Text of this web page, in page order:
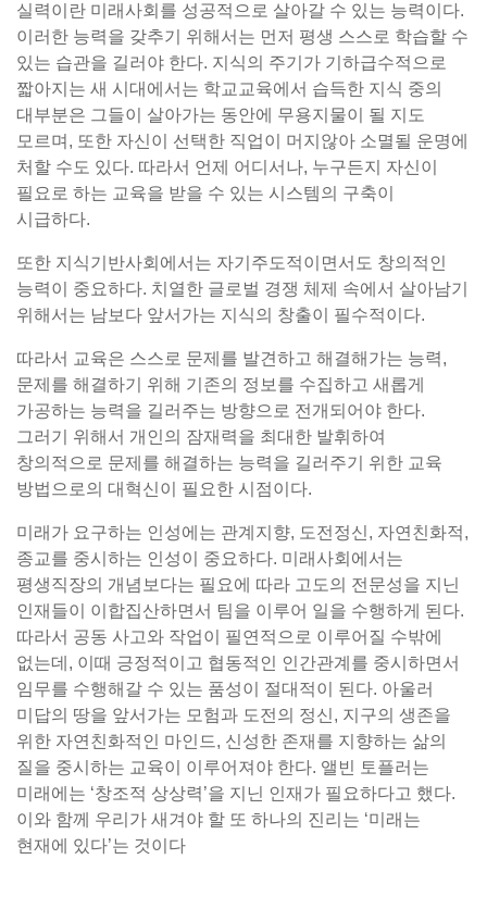
실력이란 미래사회를 성공적으로 살아갈 수 있는 능력이다.
이러한 능력을 갖추기 위해서는 먼저 평생 스스로 학습할 수
있는 습관을 길러야 한다. 지식의 주기가 기하급수적으로
짧아지는 새 시대에서는 학교교육에서 습득한 지식 중의
대부분은 그들이 살아가는 동안에 무용지물이 될 지도
모르며, 또한 자신이 선택한 직업이 머지않아 소멸될 운명에
처할 수도 있다. 따라서 언제 어디서나, 누구든지 자신이
필요로 하는 교육을 받을 수 있는 시스템의 구축이
시급하다.
또한 지식기반사회에서는 자기주도적이면서도 창의적인
능력이 중요하다. 치열한 글로벌 경쟁 체제 속에서 살아남기
위해서는 남보다 앞서가는 지식의 창출이 필수적이다.
따라서 교육은 스스로 문제를 발견하고 해결해가는 능력,
문제를 해결하기 위해 기존의 정보를 수집하고 새롭게
가공하는 능력을 길러주는 방향으로 전개되어야 한다.
그러기 위해서 개인의 잠재력을 최대한 발휘하여
창의적으로 문제를 해결하는 능력을 길러주기 위한 교육
방법으로의 대혁신이 필요한 시점이다.
미래가 요구하는 인성에는 관계지향, 도전정신, 자연친화적,
종교를 중시하는 인성이 중요하다. 미래사회에서는
평생직장의 개념보다는 필요에 따라 고도의 전문성을 지닌
인재들이 이합집산하면서 팀을 이루어 일을 수행하게 된다.
따라서 공동 사고와 작업이 필연적으로 이루어질 수밖에
없는데, 이때 긍정적이고 협동적인 인간관계를 중시하면서
임무를 수행해갈 수 있는 품성이 절대적이 된다. 아울러
미답의 땅을 앞서가는 모험과 도전의 정신, 지구의 생존을
위한 자연친화적인 마인드, 신성한 존재를 지향하는 삶의
질을 중시하는 교육이 이루어져야 한다. 앨빈 토플러는
미래에는 ‘창조적 상상력’을 지닌 인재가 필요하다고 했다.
이와 함께 우리가 새겨야 할 또 하나의 진리는 ‘미래는
현재에 있다’는 것이다